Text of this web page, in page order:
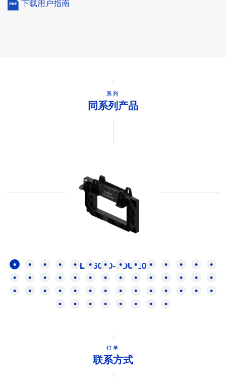
下载用户指南
系列
同系列产品
FL 16000-SDUI200
订单
联系方式